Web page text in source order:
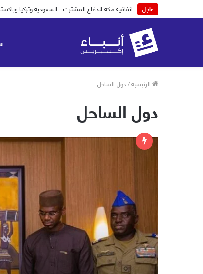
عاجل اتفاقية مكة للدفاع المشترك.. السعودية وتركيا
الرئيسية/دول الساحل
دول الساحل